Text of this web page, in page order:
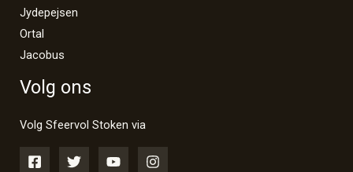
Jydepejsen
Ortal
Jacobus
Volg ons
Volg Sfeervol Stoken via